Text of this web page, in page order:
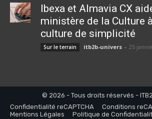
Ibexa et Almavia CX
ministère de la Culture
culture de simplicité
Sur le terrain itb2b-univers - 25
© 2026 - Tous droits réservés -
Confidentialité reCAPTCHA
Conditions
Mentions Légales
Politique de